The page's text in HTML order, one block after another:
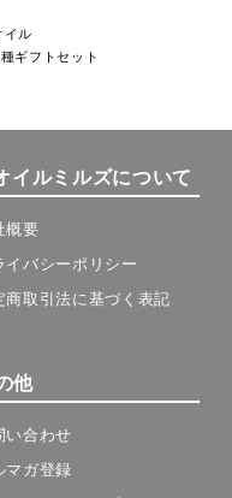
イル
ギフトセット
イルミルズについて
概要
イバシーポリシー
商取引法に基づく表記
他
い合わせ
マガ登録